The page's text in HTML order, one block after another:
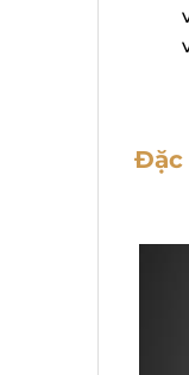
Đặc